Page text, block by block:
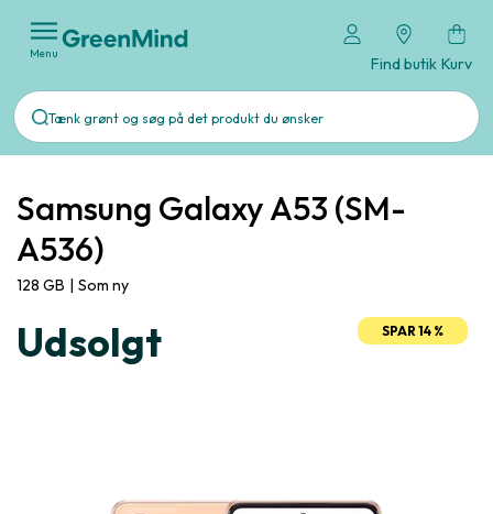
Menu
Find butik Kurv
Samsung Galaxy A53 (SM-
A536)
128 GB | Som ny
Udsolgt SPAR 14 %